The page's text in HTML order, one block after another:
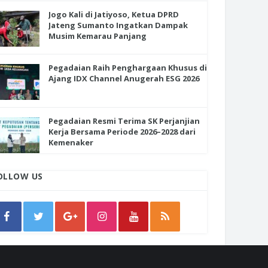
Jogo Kali di Jatiyoso, Ketua DPRD
Jateng Sumanto Ingatkan Dampak
Musim Kemarau Panjang
Pegadaian Raih Penghargaan Khusus di
Ajang IDX Channel Anugerah ESG 2026
Pegadaian Resmi Terima SK Perjanjian
Kerja Bersama Periode 2026–2028 dari
Kemenaker
US